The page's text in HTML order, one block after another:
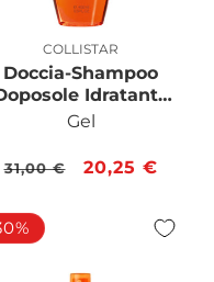
Produttore:
COLLISTAR
Doccia-Shampoo
Idratante
Restitutivo 400 ML
Gel
Prezzo
listino
31,00 €
Prezzo
20,25 €